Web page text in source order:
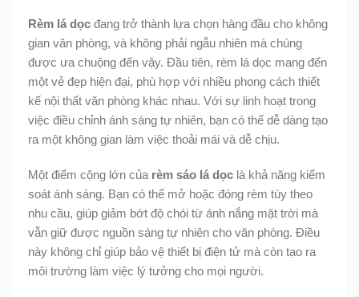
Rèm lá dọc đang trở thành lựa chọn hàng đầu cho không
gian văn phòng, và không phải ngẫu nhiên mà chúng
được ưa chuộng đến vậy. Đầu tiên, rèm lá dọc mang đến
một vẻ đẹp hiện đại, phù hợp với nhiều phong cách thiết
kế nội thất văn phòng khác nhau. Với sự linh hoạt trong
việc điều chỉnh ánh sáng tự nhiên, bạn có thể dễ dàng tạo
ra một không gian làm việc thoải mái và dễ chịu.
Một điểm cộng lớn của rèm sáo lá dọc là khả năng kiểm
soát ánh sáng. Bạn có thể mở hoặc đóng rèm tùy theo
nhu cầu, giúp giảm bớt độ chói từ ánh nắng mặt trời mà
vẫn giữ được nguồn sáng tự nhiên cho văn phòng. Điều
này không chỉ giúp bảo vệ thiết bị điện tử mà còn tạo ra
môi trường làm việc lý tưởng cho mọi người.